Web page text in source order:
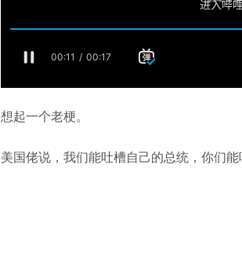
想起一个老梗。
美国佬说，我们能吐槽自己的总统，你们